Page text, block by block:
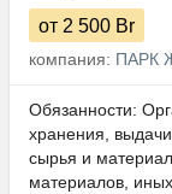
от 2 500 Br
компания: ПАРК
Обязанности:
хранения,
сырья и
материалов,